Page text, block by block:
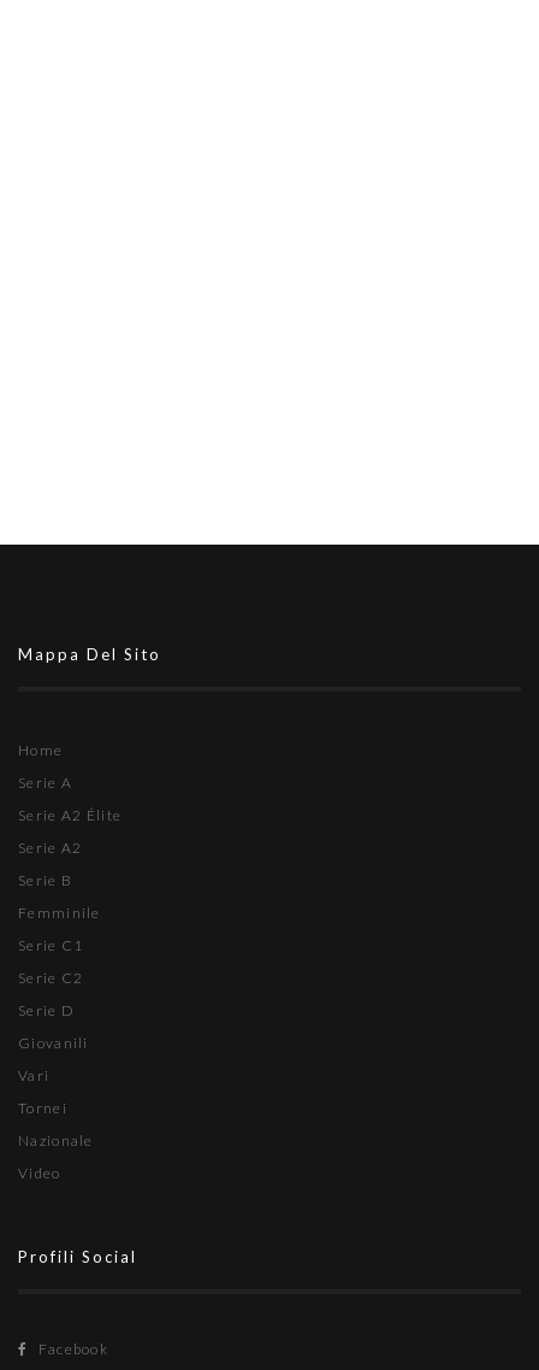
Mappa Del Sito
Home
Serie A
Serie A2 Élite
Serie A2
Serie B
Femminile
Serie C1
Serie C2
Serie D
Giovanili
Vari
Tornei
Nazionale
Video
Profili Social
Facebook